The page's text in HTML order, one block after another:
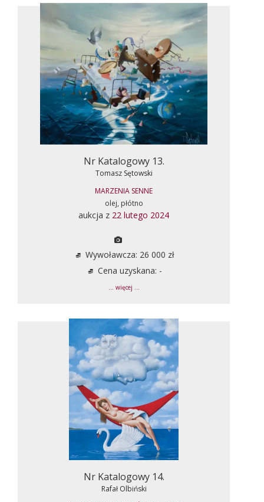
Nr Katalogowy 13.
Tomasz Sętowski
MARZENIA SENNE
olej, płótno
aukcja z 22 lutego 2024
Wywoławcza: 26 000 zł
Cena uzyskana: -
... więcej ...
Nr Katalogowy 14.
Rafał Olbiński